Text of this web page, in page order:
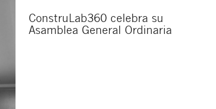
ConstruLab360 celebra su
Asamblea General Ordinaria